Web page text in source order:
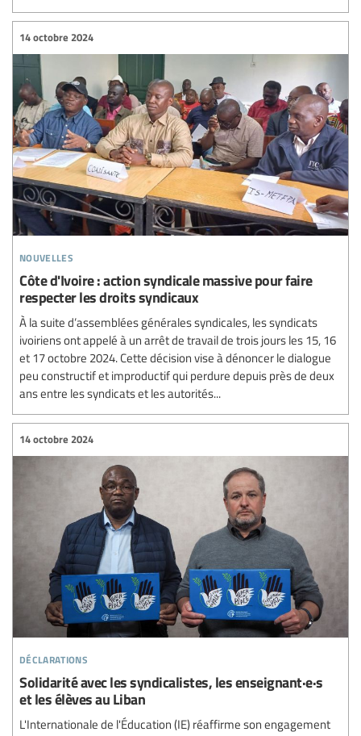
nouvelles
14 octobre 2024
Côte d'Ivoire : action syndicale massive pour faire
respecter les droits syndicaux
À la suite d’assemblées générales syndicales, les syndicats
ivoiriens ont appelé à un arrêt de travail de trois jours les 15, 16
et 17 octobre 2024. Cette décision vise à dénoncer le dialogue
peu constructif et improductif qui perdure depuis près de deux
ans entre les syndicats et les autorités...
déclarations
14 octobre 2024
Solidarité avec les syndicalistes, les enseignant·e·s
et les élèves au Liban
L'Internationale de l'Éducation (IE) réaffirme son engagement